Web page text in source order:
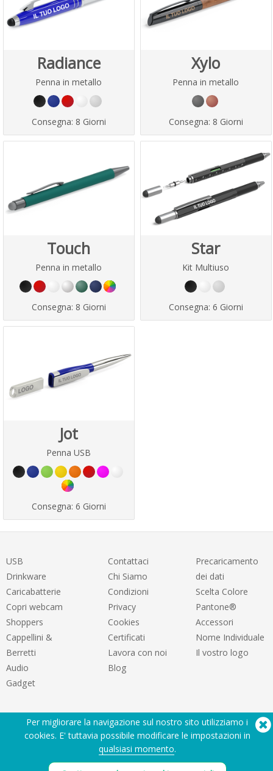
Radiance
Penna in metallo
Consegna: 8 Giorni
Xylo
Penna in metallo
Consegna: 8 Giorni
Touch
Penna in metallo
Consegna: 8 Giorni
Star
Kit Multiuso
Consegna: 6 Giorni
Jot
Penna USB
Consegna: 6 Giorni
USB
Drinkware
Caricabatterie
Copri webcam
Shoppers
Cappellini &
Berretti
Audio
Gadget
Contattaci
Chi Siamo
Condizioni
Privacy
Cookies
Certificati
Lavora con noi
Blog
Precaricamento
dei dati
Scelta Colore
Pantone®
Accessori
Nome Individuale
Il vostro logo
Per migliorare la navigazione sul nostro sito utilizziamo i
cookies. E' tuttavia possibile modificare le impostazioni in
qualsiasi momento.